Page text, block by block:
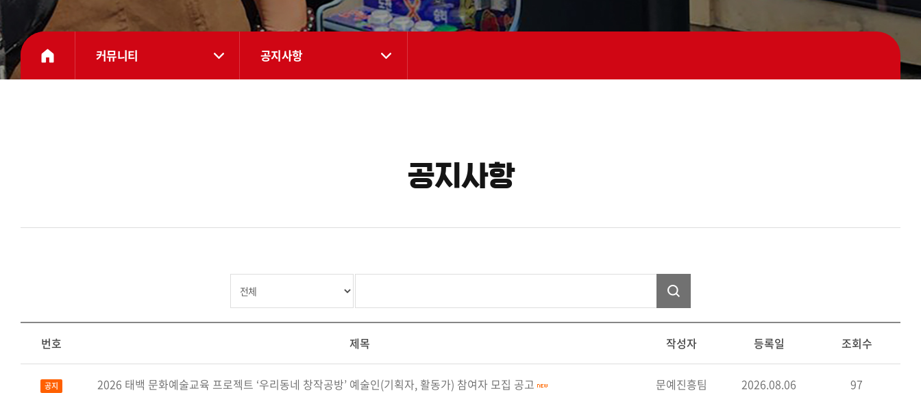
커뮤니티 공지사항
공지사항
번호 제목 작성자 등록일 조회수
공지 2026 태백 문화예술교육 프로젝트 ‘우리동네 창작공방’ 예술인(기획자, 활동가) 참여자 모집 공고 문예진흥팀 2026.08.06 97